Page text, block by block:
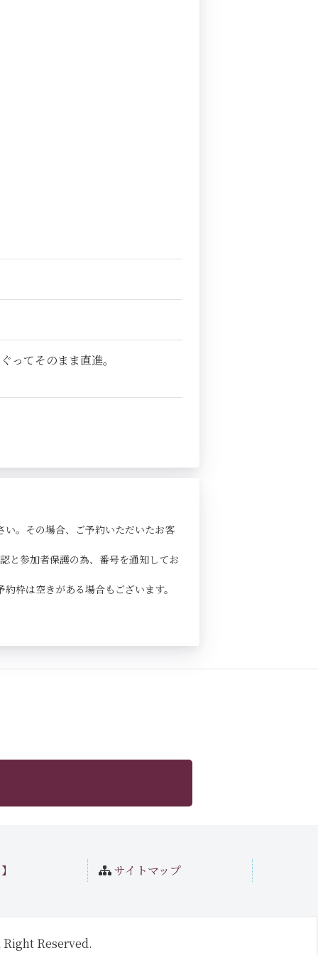
ってそのまま直進。
。その場合、ご予約いただいたお客
と参加者保護の為、番号を通知してお
枠は空きがある場合もございます。
サイトマップ
Reserved.